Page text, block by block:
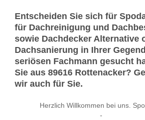
Entscheiden Sie sich für
für Dachreinigung und
sowie Dachdecker Alternative
Dachsanierung in Ihrer
seriösen Fachmann gesucht
Sie aus 89616 Rottenacker?
wir auch für Sie.
Herzlich Willkommen bei uns.
-